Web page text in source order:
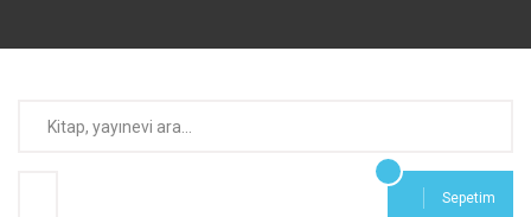
Sepetim